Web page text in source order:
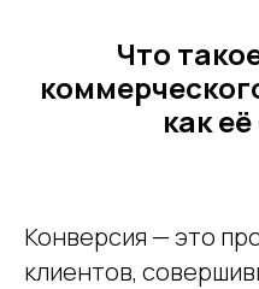
Что
как
Конверсия — это
клиентов,